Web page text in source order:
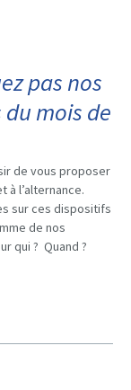
pas nos
mois de
de vous proposer
à l’alternance.
sur ces dispositifs
de nos
qui ? Quand ?